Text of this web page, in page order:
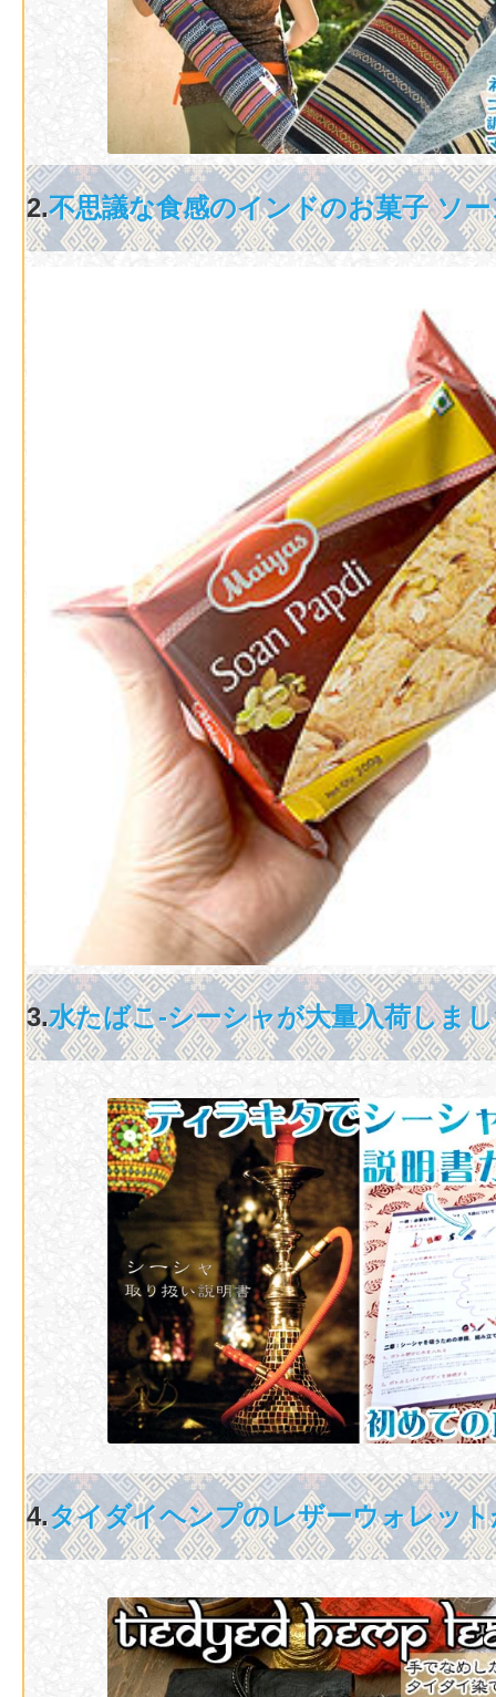
2.不思議な食感のインドのお菓子 ソ
3.水たばこ-シーシャが大量入荷しま
4.タイダイヘンプのレザーウォレッ